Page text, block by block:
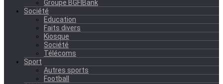
Groupe BGFIBank
Société
Education
Faits divers
Kiosque
Société
Télécoms
Sport
Autres sports
Football